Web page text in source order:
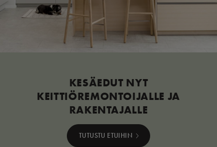
KESÄEDUT NYT
KEITTIÖREMONTOIJALLE JA
RAKENTAJALLE
TUTUSTU ETUIHIN